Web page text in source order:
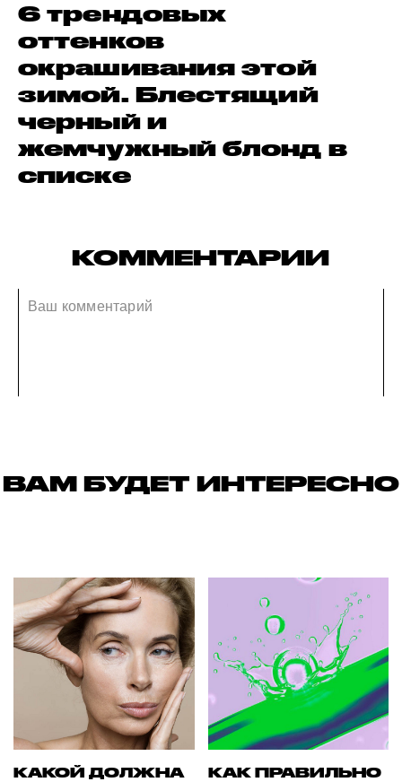
6 трендовых
оттенков
окрашивания этой
зимой. Блестящий
черный и
жемчужный блонд в
списке
КОММЕНТАРИИ
ВАМ БУДЕТ ИНТЕРЕСНО
КАКОЙ ДОЛЖНА
КАК ПРАВИЛЬНО